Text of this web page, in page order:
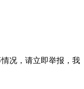
况，请立即举报，我